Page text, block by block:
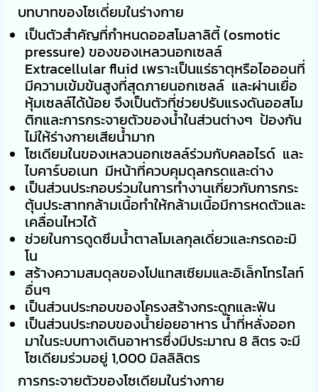
บทบาทของโซเดี่ยมในร่างกาย
เป็นตัวสำคัญที่กำหนดออสโมลาลิตี้ (osmotic
pressure) ของของเหลวนอกเซลล์
Extracellular fluid เพราะเป็นแร่ธาตุหรือไอออนที่
มีความเข้มข้นสูงที่สุดภายนอกเซลล์ และผ่านเยื่อ
หุ้มเซลล์ได้น้อย จึงเป็นตัวที่ช่วยปรับแรงดันออสโม
ติกและการกระจายตัวของน้ำในส่วนต่างๆ ป้องกัน
ไม่ให้ร่างกายเสียน้ำมาก
โซเดียมในของเหลวนอกเซลล์ร่วมกับคลอไรด์ และ
ไบคาร์บอเนท มีหน้าที่ควบคุมดุลกรดและด่าง
เป็นส่วนประกอบร่วมในการทำงานเกี่ยวกับการกระ
ตุ้นประสาทกล้ามเนื้อทำให้กล้ามเนื้อมีการหดตัวและ
เคลื่อนไหวได้
ช่วยในการดูดซึมน้ำตาลโมเลกุลเดี่ยวและกรดอะมิ
โน
สร้างความสมดุลของโปแทสเซียมและอิเล็กโทรไลท์
อื่นๆ
เป็นส่วนประกอบของโครงสร้างกระดูกและฟัน
เป็นส่วนประกอบของน้ำย่อยอาหาร น้ำที่หลั่งออก
มาในระบบทางเดินอาหารซึ่งมีประมาณ 8 ลิตร จะมี
โซเดียมร่วมอยู่ 1,000 มิลลิลิตร
การกระจายตัวของโซเดียมในร่างกาย